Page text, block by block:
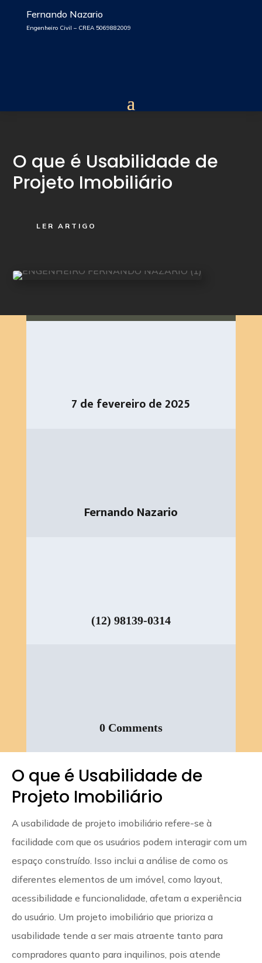
Fernando Nazario
Engenheiro Civil – CREA 5069882009
O que é Usabilidade de
Projeto Imobiliário
LER ARTIGO
7 de fevereiro de 2025
Fernando Nazario
(12) 98139-0314
0 Comments
O que é Usabilidade de
Projeto Imobiliário
A usabilidade de projeto imobiliário refere-se à
facilidade com que os usuários podem interagir com um
espaço construído. Isso inclui a análise de como os
diferentes elementos de um imóvel, como layout,
acessibilidade e funcionalidade, afetam a experiência
do usuário. Um projeto imobiliário que prioriza a
usabilidade tende a ser mais atraente tanto para
compradores quanto para inquilinos, pois atende